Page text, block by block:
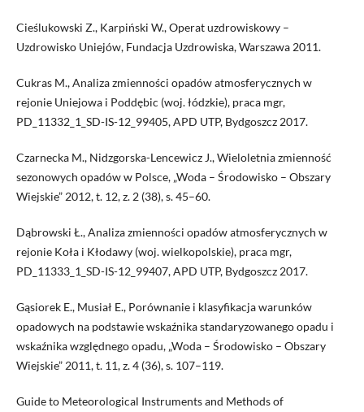
Cieślukowski Z., Karpiński W., Operat uzdrowiskowy –
Uzdrowisko Uniejów, Fundacja Uzdrowiska, Warszawa 2011.
Cukras M., Analiza zmienności opadów atmosferycznych w
rejonie Uniejowa i Poddębic (woj. łódzkie), praca mgr,
PD_11332_1_SD-IS-12_99405, APD UTP, Bydgoszcz 2017.
Czarnecka M., Nidzgorska-Lencewicz J., Wieloletnia zmienność
sezonowych opadów w Polsce, „Woda – Środowisko – Obszary
Wiejskie” 2012, t. 12, z. 2 (38), s. 45–60.
Dąbrowski Ł., Analiza zmienności opadów atmosferycznych w
rejonie Koła i Kłodawy (woj. wielkopolskie), praca mgr,
PD_11333_1_SD-IS-12_99407, APD UTP, Bydgoszcz 2017.
Gąsiorek E., Musiał E., Porównanie i klasyfikacja warunków
opadowych na podstawie wskaźnika standaryzowanego opadu i
wskaźnika względnego opadu, „Woda – Środowisko – Obszary
Wiejskie” 2011, t. 11, z. 4 (36), s. 107–119.
Guide to Meteorological Instruments and Methods of